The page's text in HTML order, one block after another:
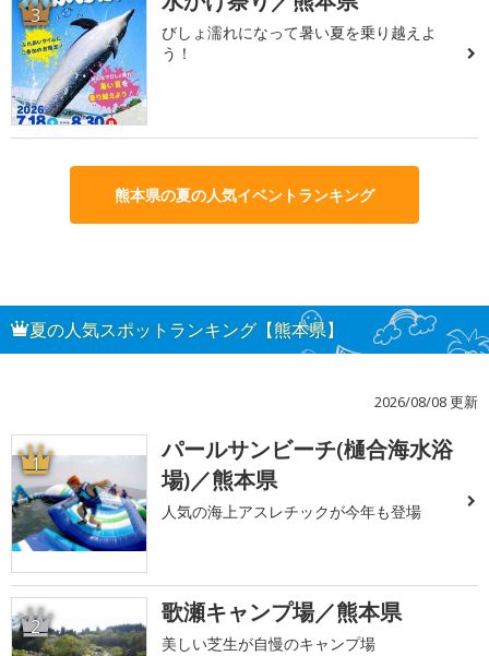
3
びしょ濡れになって暑い夏を乗り越えよ
う！
熊本県の夏の人気イベントランキング
夏の人気スポットランキング【熊本県】
2026/08/08 更新
1
パールサンビーチ(樋合海水浴
場)／熊本県
人気の海上アスレチックが今年も登場
2 歌瀬キャンプ場／熊本県
美しい芝生が自慢のキャンプ場